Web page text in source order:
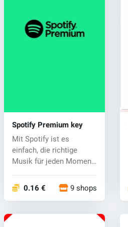
Spotify Premium key
Mit Spotify ist es
einfach, die richtige
Musik für jeden Moment
0.16 € 9 shops